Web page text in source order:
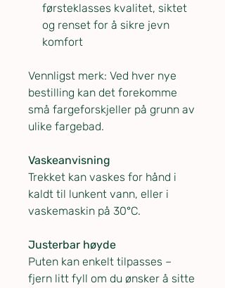
førsteklasses kvalitet, siktet
og renset for å sikre jevn
komfort
Vennligst merk: Ved hver nye
bestilling kan det forekomme
små fargeforskjeller på grunn av
ulike fargebad.
Vaskeanvisning
Trekket kan vaskes for hånd i
kaldt til lunkent vann, eller i
vaskemaskin på 30°C.
Justerbar høyde
Puten kan enkelt tilpasses –
fjern litt fyll om du ønsker å sitte